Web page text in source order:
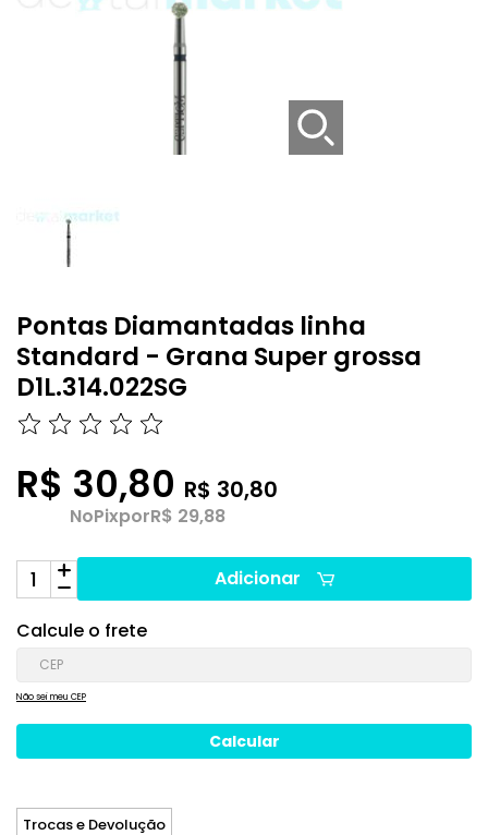
Pontas Diamantadas linha
Standard - Grana Super grossa
D1L.314.022SG
R$ 30,80 R$ 30,80
NoPixporR$ 29,88
Adicionar
Calcule o frete
Não sei meu CEP
Trocas e Devolução